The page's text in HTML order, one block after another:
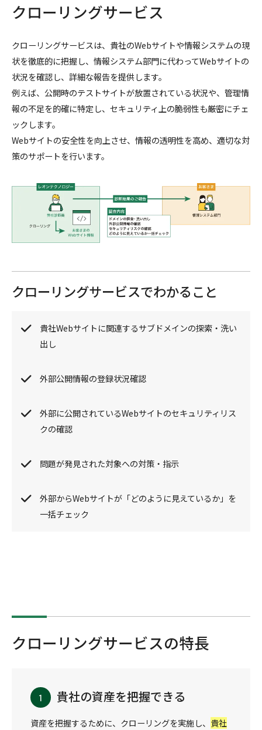
クローリングサービス
クローリングサービスは、貴社のWebサイトや情報システムの現
状を徹底的に把握し、情報システム部門に代わってWebサイトの
状況を確認し、詳細な報告を提供します。
例えば、公開時のテストサイトが放置されている状況や、管理情
報の不足を的確に特定し、セキュリティ上の脆弱性も厳密にチェ
ックします。
Webサイトの安全性を向上させ、情報の透明性を高め、適切な対
策のサポートを行います。
クローリングサービスでわかること
貴社Webサイトに関連するサブドメインの探索・洗い
出し
外部公開情報の登録状況確認
外部に公開されているWebサイトのセキュリティリス
クの確認
問題が発見された対象への対策・指示
外部からWebサイトが「どのように見えているか」を
一括チェック
クローリングサービスの特長
貴社の資産を把握できる
資産を把握するために、クローリングを実施し、 貴社